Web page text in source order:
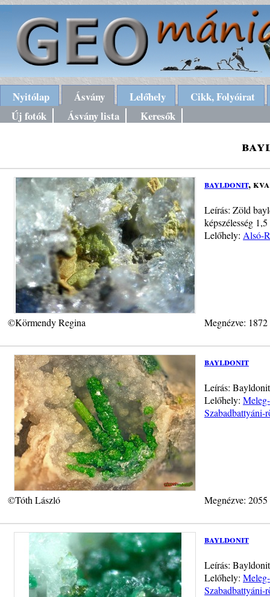
Nyitólap Ásvány Lelőhely
Cikk, Folyóirat
Új fotók
Ásvány lista Keresők
bayldonit,
Leírás: Zöld
képszélesség
Lelőhely: Alsó-
©Körmendy Regina Megnézve:
bayldonit
Leírás:
Lelőhely:
Szabadbattyáni-
©Tóth László Megnézve:
bayldonit
Leírás:
Lelőhely:
Szabadbattyáni-